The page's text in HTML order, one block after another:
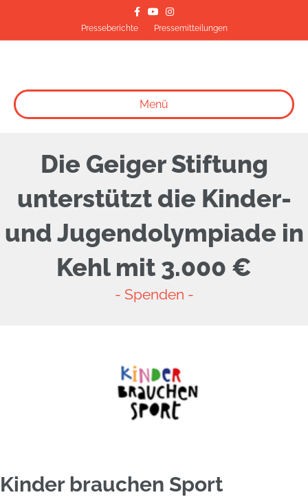
FacebookYoutubeInstagram
Presseberichte Pressemitteilungen
Menü
Die Geiger Stiftung
unterstützt die Kinder-
und Jugendolympiade in
Kehl mit 3.000 €
- Spenden -
Kinder brauchen Sport